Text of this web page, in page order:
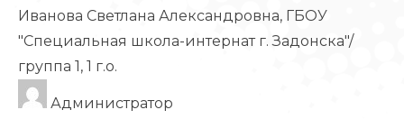
Иванова Светлана Александровна, ГБОУ
"Специальная школа-интернат г. Задонска"/
группа 1, 1 г.о.
Администратор